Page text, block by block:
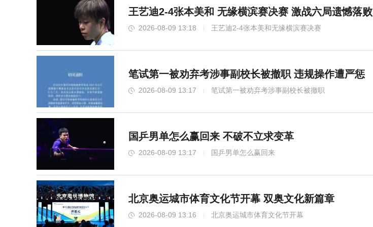
王艺迪2-4张本美和 无缘横滨赛决赛 激战六局遗憾落败
2026-08-09 13:18 王艺迪2-4张本美和无缘横滨赛决赛
笔试第一被劝弃考涉事副校长被撤职 违规操作遭严惩
2026-08-09 13:17 笔试第一被劝弃考涉事副校长被撤职
国乒男单怎么赢回来 不破不立求变革
2026-08-09 13:17 国乒男单怎么赢回来
北京奥运城市体育文化节开幕 双奥文化新篇章
2026-08-09 13:16 北京奥运城市体育文化节开幕